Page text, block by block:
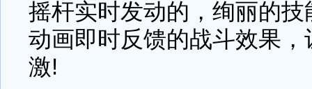
摇杆实时发动的，绚丽的
动画即时反馈的战斗效果
激!